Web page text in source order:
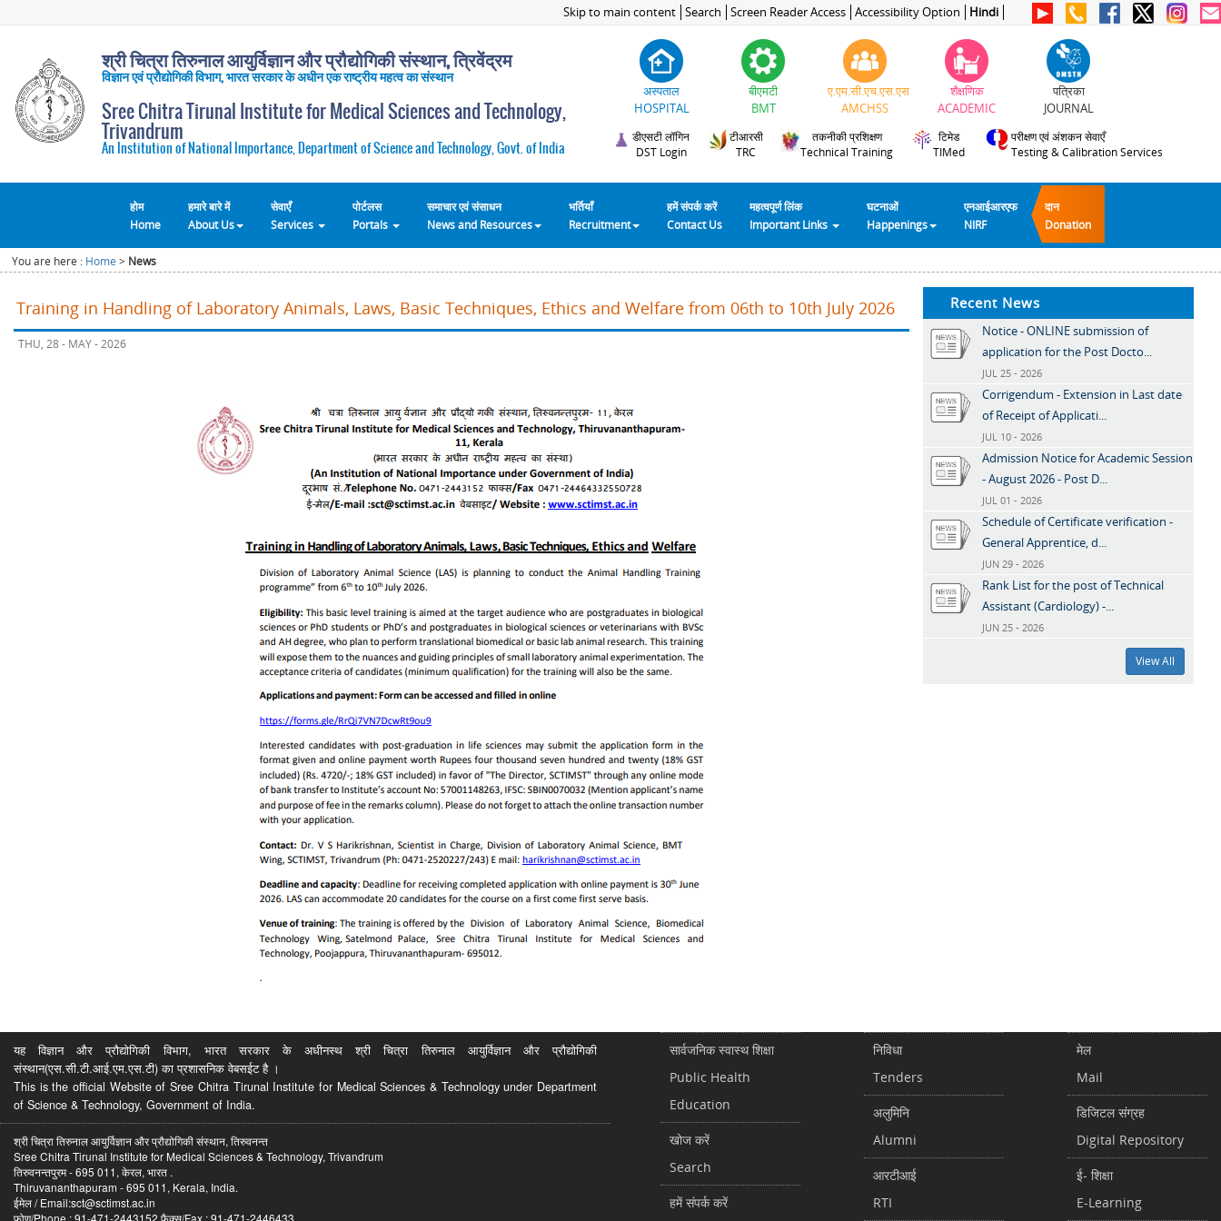
Skip to main content Search Screen Reader Access Accessibility Option Hindi
श्री चित्रा तिरुनाल आयुर्विज्ञान और प्रौद्योगिकी संस्थान, त्रिवेंद्रम
विज्ञान एवं प्रौद्योगिकी विभाग, भारत सरकार के अधीन एक राष्ट्रीय महत्व का संस्थान
Sree Chitra Tirunal Institute for Medical Sciences and Technology,
Trivandrum
An Institution of National Importance, Department of Science and Technology, Govt. of India
अस्पताल
HOSPITAL
बीएमटी
BMT
ए.एम.सी.एच.एस.एस
AMCHSS
शैक्षणिक
ACADEMIC
पत्रिका
JOURNAL
डीएसटी लॉगिन
DST Login
टीआरसी
TRC
तकनीकी प्रशिक्षण
Technical Training
टिमेड
TIMed
परीक्षण एवं अंशकन सेवाएँ
Testing & Calibration Services
होम
Home
हमारे बारे में
About Us
सेवाएँ
Services
पोर्टलस
Portals
समाचार एवं संसाधन
News and Resources
भर्तियाँ
Recruitment
हमें संपर्क करें
Contact Us
महत्वपूर्ण लिंक
Important Links
घटनाओं
Happenings
एनआईआरएफ
NIRF
दान
Donation
You are here : Home > News
Training in Handling of Laboratory Animals, Laws, Basic Techniques, Ethics and Welfare from 06th to 10th July 2026
THU, 28 - MAY - 2026
Recent News
Notice - ONLINE submission of
application for the Post Docto...
JUL 25 - 2026
Corrigendum - Extension in Last date
of Receipt of Applicati...
JUL 10 - 2026
Admission Notice for Academic Session
- August 2026 - Post D...
JUL 01 - 2026
Schedule of Certificate verification -
General Apprentice, d...
JUN 29 - 2026
Rank List for the post of Technical
Assistant (Cardiology) -...
JUN 25 - 2026
View All
यह विज्ञान और प्रौद्योगिकी विभाग, भारत सरकार के अधीनस्थ श्री चित्रा तिरुनाल आयुर्विज्ञान और प्रौद्योगिकी
संस्थान(एस.सी.टी.आई.एम.एस.टी) का प्रशासनिक वेबसईट है ।
This is the official Website of Sree Chitra Tirunal Institute for Medical Sciences & Technology under Department
of Science & Technology, Government of India.
श्री चित्रा तिरुनाल आयुर्विज्ञान और प्रौद्योगिकी संस्थान, तिरुवनन्त
Sree Chitra Tirunal Institute for Medical Sciences & Technology, Trivandrum
तिरुवनन्तपुरम - 695 011, केरल, भारत .
Thiruvananthapuram - 695 011, Kerala, India.
ईमेल / Email:sct@sctimst.ac.in
फोण/Phone : 91-471-2443152 फैक्स/Fax : 91-471-2446433
सार्वजनिक स्वास्थ शिक्षा
Public Health
Education
खोज करें
Search
हमें संपर्क करें
निविधा
Tenders
अलुमिनि
Alumni
आरटीआई
RTI
मेल
Mail
डिजिटल संग्रह
Digital Repository
ई- शिक्षा
E-Learning